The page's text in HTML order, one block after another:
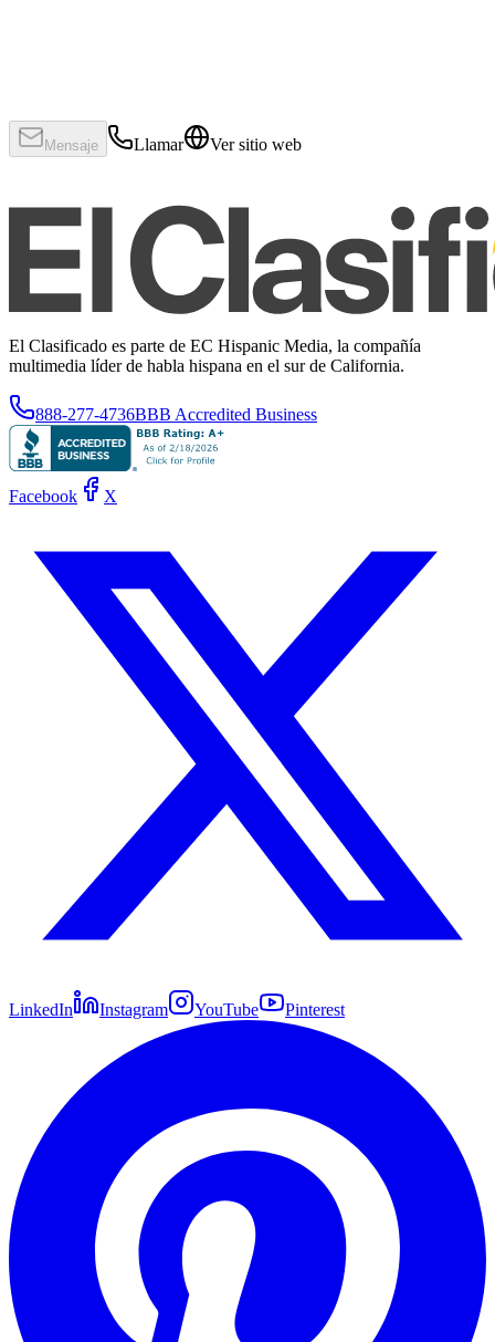
Mensaje Llamar Ver sitio web
El Clasificado es parte de EC Hispanic Media, la compañía
multimedia líder de habla hispana en el sur de California.
888-277-4736BBB Accredited Business
Facebook X
LinkedIn Instagram YouTube Pinterest